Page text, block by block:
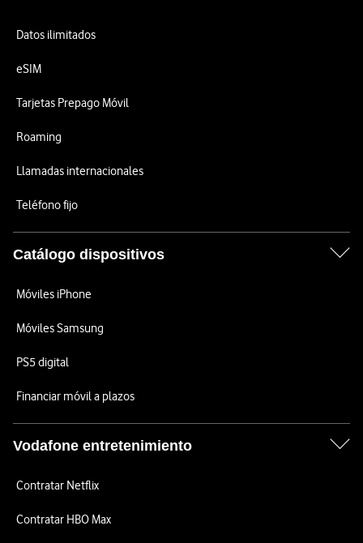
Datos ilimitados
eSIM
Tarjetas Prepago Móvil
Roaming
Llamadas internacionales
Teléfono fijo
Catálogo dispositivos
Móviles iPhone
Móviles Samsung
PS5 digital
Financiar móvil a plazos
Vodafone entretenimiento
Contratar Netflix
Contratar HBO Max